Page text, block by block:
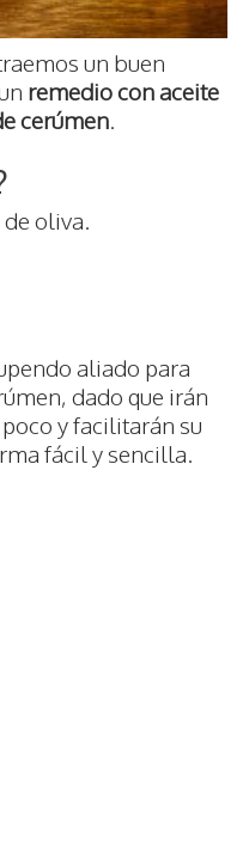
un buen
remedio con aceite
cerúmen
oliva.
aliado para
dado que irán
y facilitarán su
fácil y sencilla.